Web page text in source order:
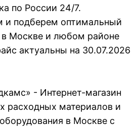
по России 24/7.
и подберем оптимальный
в Москве и любом районе
актуальны на 30.07.2026
- Интернет-магазин
расходных материалов и
в Москве с